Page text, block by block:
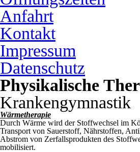
Anfahrt
Kontakt
Impressum
Datenschutz
Physikalische
Krankengymnastik
Wärmetherapie
Durch Wärme wird der Stoffwechsel im
Transport von Sauerstoff, Nährstoffen,
Abstrom von Zerfallsprodukten des
mobilisiert.